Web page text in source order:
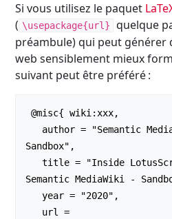
Si vous utilisez le paquet
( \usepackage{url}
quelque
préambule) qui peut générer
web sensiblement mieux
suivant peut être préféré :
Sandbox",
Semantic MediaWiki -